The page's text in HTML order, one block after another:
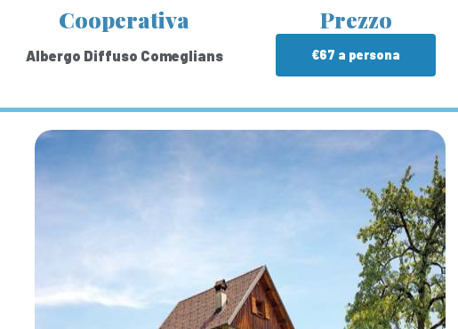
Cooperativa
Albergo Diffuso Comeglians
Prezzo
€67 a persona